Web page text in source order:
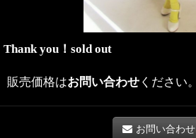
Thank you！sold out
販売価格はお問い合わせ ください。
お問い合わせ